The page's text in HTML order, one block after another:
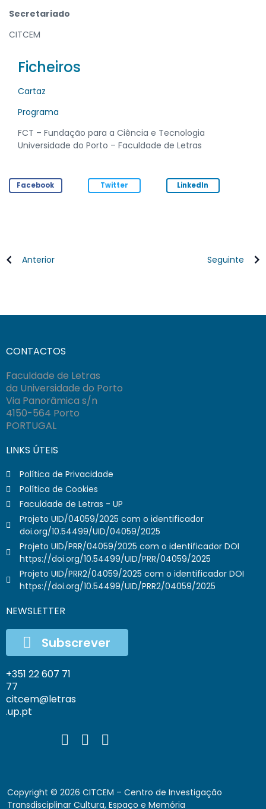
Secretariado
CITCEM
Ficheiros
Cartaz
Programa
FCT – Fundação para a Ciência e Tecnologia
Universidade do Porto – Faculdade de Letras
Facebook Twitter LinkedIn
Anterior Seguinte
CONTACTOS
Faculdade de Letras
da Universidade do Porto
Via Panorâmica s/n
4150-564 Porto
PORTUGAL
LINKS ÚTEIS
Política de Privacidade
Política de Cookies
Faculdade de Letras - UP
Projeto UID/04059/2025 com o identificador
doi.org/10.54499/UID/04059/2025
Projeto UID/PRR/04059/2025 com o identificador DOI
https://doi.org/10.54499/UID/PRR/04059/2025
Projeto UID/PRR2/04059/2025 com o identificador DOI
https://doi.org/10.54499/UID/PRR2/04059/2025
NEWSLETTER
Subscrever
+351 22 607 71
77
citcem@letras
.up.pt
Copyright © 2026 CITCEM – Centro de Investigação
Transdisciplinar Cultura, Espaço e Memória